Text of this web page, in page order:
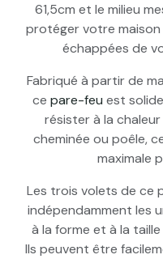
61,5cm et le milieu
protéger votre
échappées de
Fabriqué à partir de
ce pare-feu est
résister à la
cheminée ou poêle,
maximale
Les trois volets de ce
indépendamment les
à la forme et à la
Ils peuvent être